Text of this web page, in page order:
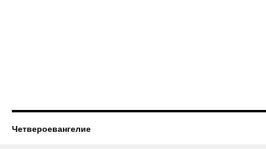
Четвероевангелие